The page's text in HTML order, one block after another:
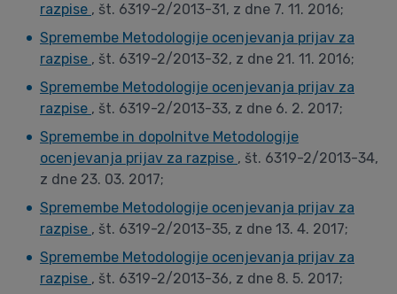
razpise , št. 6319-2/2013-31, z dne 7. 11. 2016;
Spremembe Metodologije ocenjevanja prijav za
razpise , št. 6319-2/2013-32, z dne 21. 11. 2016;
Spremembe Metodologije ocenjevanja prijav za
razpise , št. 6319-2/2013-33, z dne 6. 2. 2017;
Spremembe in dopolnitve Metodologije
ocenjevanja prijav za razpise , št. 6319-2/2013-34,
z dne 23. 03. 2017;
Spremembe Metodologije ocenjevanja prijav za
razpise , št. 6319-2/2013-35, z dne 13. 4. 2017;
Spremembe Metodologije ocenjevanja prijav za
razpise , št. 6319-2/2013-36, z dne 8. 5. 2017;